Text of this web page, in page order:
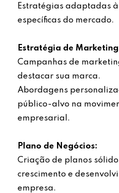
Estratégias adaptadas
específicas do mercado.
Estratégia de
Campanhas de
destacar sua marca.
Abordagens
público-alvo na
empresarial.
Plano de Negócios:
Criação de planos
crescimento e
empresa.